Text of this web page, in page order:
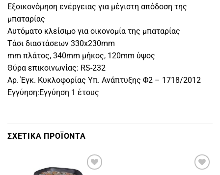
Εξοικονόμηση ενέργειας για μέγιστη απόδοση της
μπαταρίας
Αυτόματο κλείσιμο για οικονομία της μπαταρίας
Tάσι διαστάσεων 330x230mm
mm πλάτος, 340mm μήκος, 120mm ύψος
Θύρα επικοινωνίας: RS-232
Αρ. Έγκ. Κυκλοφορίας Υπ. Ανάπτυξης Φ2 – 1718/2012
Εγγύηση:Εγγύηση 1 έτους
ΣΧΕΤΙΚΑ ΠΡΟΪΟΝΤΑ